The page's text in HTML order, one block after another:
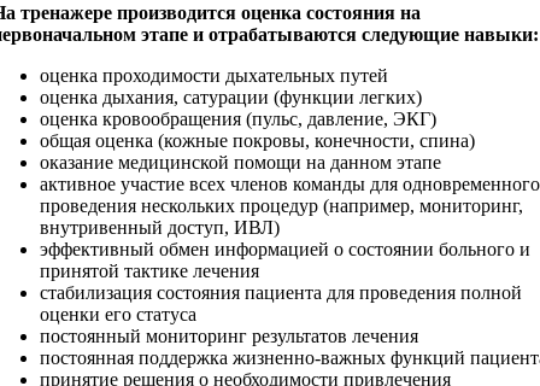
тренажере производится оценка состояния на
этапе и отрабатываются следующие навыки:
оценка проходимости дыхательных путей
оценка дыхания, сатурации (функции легких)
оценка кровообращения (пульс, давление, ЭКГ)
общая оценка (кожные покровы, конечности, спина)
оказание медицинской помощи на данном этапе
активное участие всех членов команды для одновременного
проведения нескольких процедур (например, мониторинг,
внутривенный доступ, ИВЛ)
эффективный обмен информацией о состоянии больного и
принятой тактике лечения
стабилизация состояния пациента для проведения полной
оценки его статуса
постоянный мониторинг результатов лечения
постоянная поддержка жизненно-важных функций
принятие решения о необходимости привлечения